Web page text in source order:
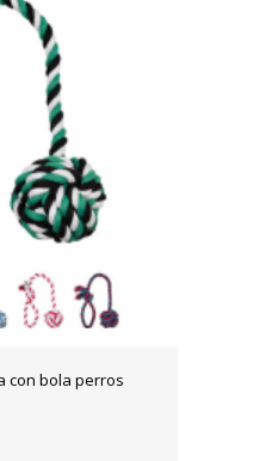
con bola perros